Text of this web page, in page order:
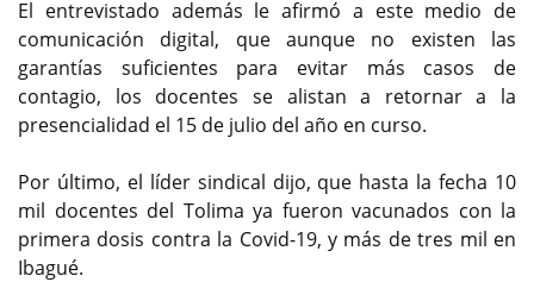
El entrevistado además le afirmó a este medio de
comunicación digital, que aunque no existen las
garantías suficientes para evitar más casos de
contagio, los docentes se alistan a retornar a la
presencialidad el 15 de julio del año en curso.
Por último, el líder sindical dijo, que hasta la fecha 10
mil docentes del Tolima ya fueron vacunados con la
primera dosis contra la Covid-19, y más de tres mil en
Ibagué.